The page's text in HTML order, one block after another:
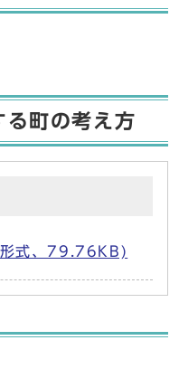
町の考え方
形式、79.76KB)